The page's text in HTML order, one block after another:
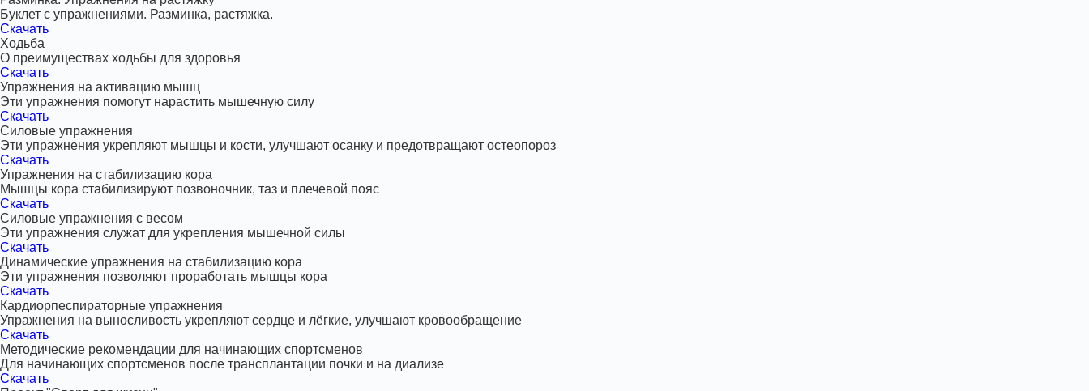
Буклет с упражнениями. Разминка, растяжка.
Скачать
Ходьба
О преимуществах ходьбы для здоровья
Скачать
Упражнения на активацию мышц
Эти упражнения помогут нарастить мышечную силу
Скачать
Силовые упражнения
Эти упражнения укрепляют мышцы и кости, улучшают осанку и предотвращают остеопороз
Скачать
Упражнения на стабилизацию кора
Мышцы кора стабилизируют позвоночник, таз и плечевой пояс
Скачать
Силовые упражнения с весом
Эти упражнения служат для укрепления мышечной силы
Скачать
Динамические упражнения на стабилизацию кора
Эти упражнения позволяют проработать мышцы кора
Скачать
Кардиорпеспираторные упражнения
Упражнения на выносливость укрепляют сердце и лёгкие, улучшают кровообращение
Скачать
Методические рекомендации для начинающих спортсменов
Для начинающих спортсменов после трансплантации почки и на диализе
Скачать